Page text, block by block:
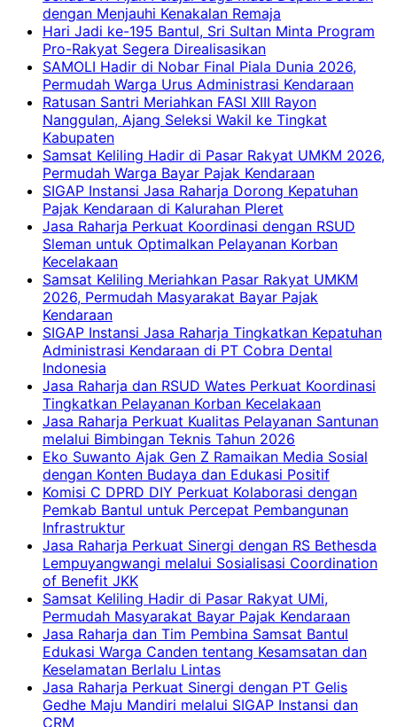
dengan Menjauhi Kenakalan Remaja
Hari Jadi ke-195 Bantul, Sri Sultan Minta Program
Pro-Rakyat Segera Direalisasikan
SAMOLI Hadir di Nobar Final Piala Dunia 2026,
Permudah Warga Urus Administrasi Kendaraan
Ratusan Santri Meriahkan FASI XIII Rayon
Nanggulan, Ajang Seleksi Wakil ke Tingkat
Kabupaten
Samsat Keliling Hadir di Pasar Rakyat UMKM 2026,
Permudah Warga Bayar Pajak Kendaraan
SIGAP Instansi Jasa Raharja Dorong Kepatuhan
Pajak Kendaraan di Kalurahan Pleret
Jasa Raharja Perkuat Koordinasi dengan RSUD
Sleman untuk Optimalkan Pelayanan Korban
Kecelakaan
Samsat Keliling Meriahkan Pasar Rakyat UMKM
2026, Permudah Masyarakat Bayar Pajak
Kendaraan
SIGAP Instansi Jasa Raharja Tingkatkan Kepatuhan
Administrasi Kendaraan di PT Cobra Dental
Indonesia
Jasa Raharja dan RSUD Wates Perkuat Koordinasi
Tingkatkan Pelayanan Korban Kecelakaan
Jasa Raharja Perkuat Kualitas Pelayanan Santunan
melalui Bimbingan Teknis Tahun 2026
Eko Suwanto Ajak Gen Z Ramaikan Media Sosial
dengan Konten Budaya dan Edukasi Positif
Komisi C DPRD DIY Perkuat Kolaborasi dengan
Pemkab Bantul untuk Percepat Pembangunan
Infrastruktur
Jasa Raharja Perkuat Sinergi dengan RS Bethesda
Lempuyangwangi melalui Sosialisasi Coordination
of Benefit JKK
Samsat Keliling Hadir di Pasar Rakyat UMi,
Permudah Masyarakat Bayar Pajak Kendaraan
Jasa Raharja dan Tim Pembina Samsat Bantul
Edukasi Warga Canden tentang Kesamsatan dan
Keselamatan Berlalu Lintas
Jasa Raharja Perkuat Sinergi dengan PT Gelis
Gedhe Maju Mandiri melalui SIGAP Instansi dan
CRM